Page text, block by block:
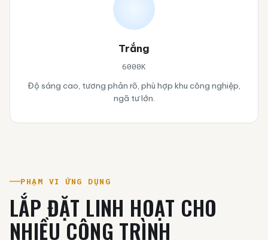
Trắng
6000K
Độ sáng cao, tương phản rõ, phù hợp khu công nghiệp,
ngã tư lớn.
PHẠM VI ỨNG DỤNG
LẮP ĐẶT LINH HOẠT CHO
NHIỀU CÔNG TRÌNH